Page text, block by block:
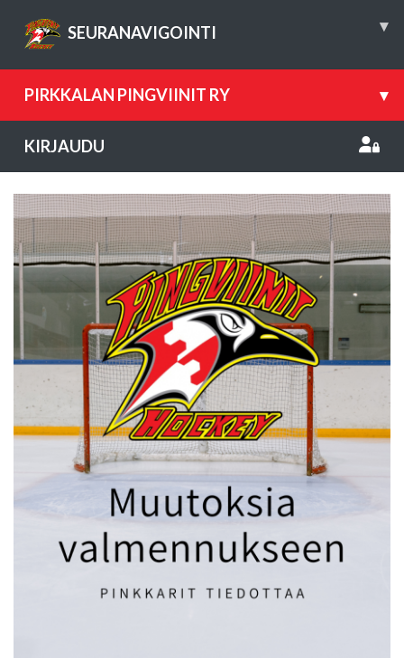
SEURANAVIGOINTI ▾
PIRKKALAN PINGVIINIT RY ▾
KIRJAUDU